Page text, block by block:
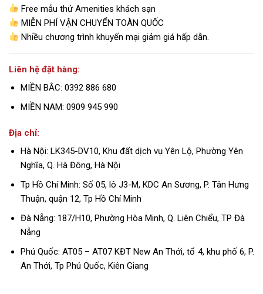
Free mẫu thử Amenities khách sạn
MIỄN PHÍ VẬN CHUYỂN TOÀN QUỐC
Nhiều chương trình khuyến mại giảm giá hấp dẫn.
Liên hệ đặt hàng:
MIỀN BẮC: 0392 886 680
MIỀN NAM: 0909 945 990
Địa chỉ:
Hà Nội: LK345-DV10, Khu đất dịch vụ Yên Lộ, Phường Yên
Nghĩa, Q. Hà Đông, Hà Nội
Tp Hồ Chí Minh: Số 05, lô J3-M, KDC An Sương, P. Tân Hưng
Thuận, quận 12, Tp Hồ Chí Minh
Đà Nẵng: 187/H10, Phường Hòa Minh, Q. Liên Chiểu, TP Đà
Nẵng
Phú Quốc: AT05 – AT07 KĐT New An Thới, tổ 4, khu phố 6, P.
An Thới, Tp Phú Quốc, Kiên Giang